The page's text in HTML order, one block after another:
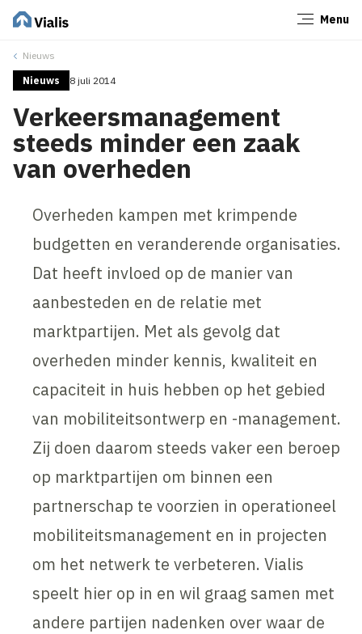
Menu
Nieuws
Nieuws 8 juli 2014
Verkeersmanagement
steeds minder een zaak
van overheden
Overheden kampen met krimpende
budgetten en veranderende organisaties.
Dat heeft invloed op de manier van
aanbesteden en de relatie met
marktpartijen. Met als gevolg dat
overheden minder kennis, kwaliteit en
capaciteit in huis hebben op het gebied
van mobiliteitsontwerp en -management.
Zij doen daarom steeds vaker een beroep
op marktpartijen om binnen een
partnerschap te voorzien in operationeel
mobiliteitsmanagement en in projecten
om het netwerk te verbeteren. Vialis
speelt hier op in en wil graag samen met
andere partijen nadenken over waar de
Sluiten